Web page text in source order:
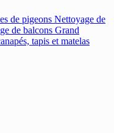
de pigeons Nettoyage de
de balcons Grand
tapis et matelas